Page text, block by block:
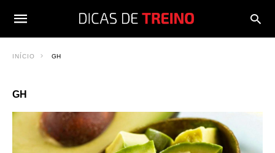
INÍCIO GH
GH